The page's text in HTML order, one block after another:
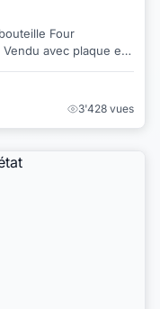
3'428 vues